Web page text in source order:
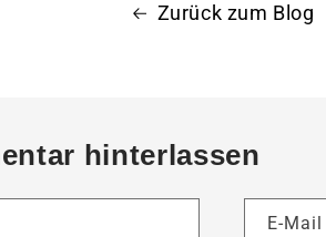
Zurück zum Blog
hinterlassen
E-Mail